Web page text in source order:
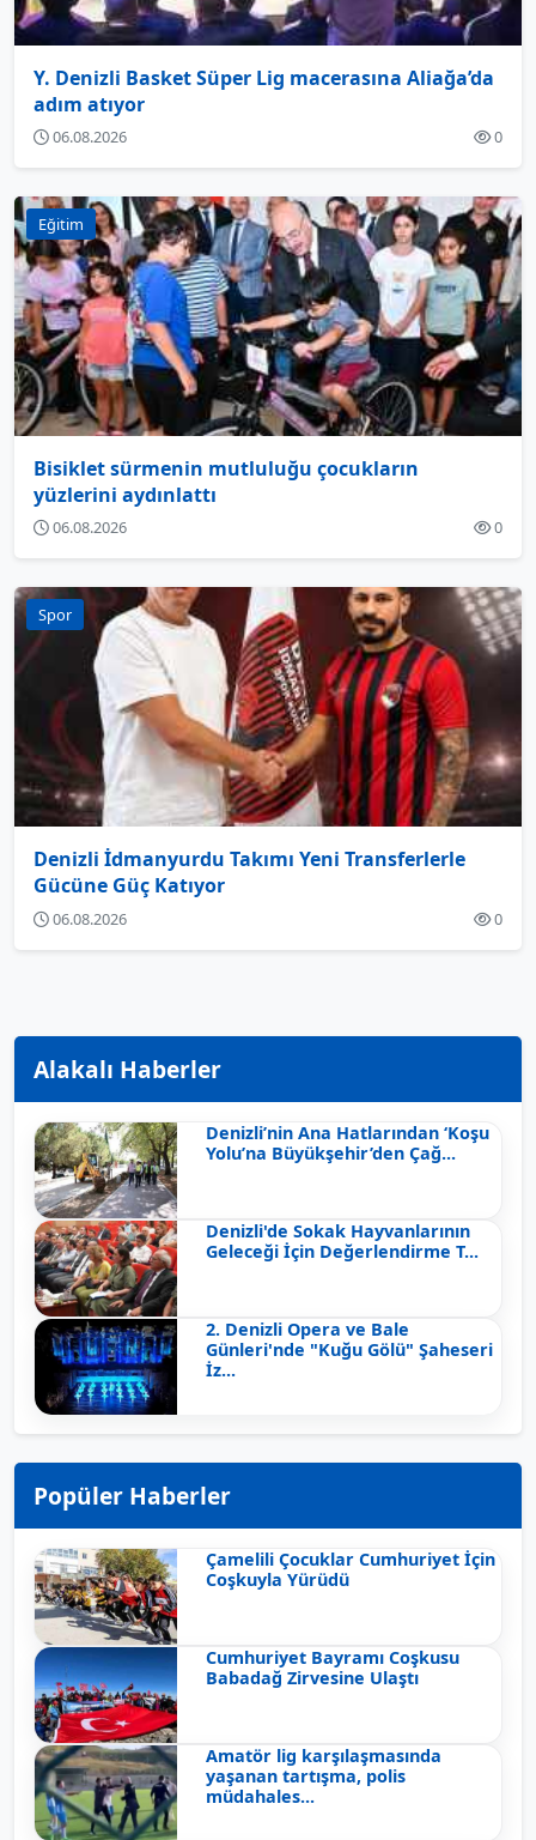
Y. Denizli Basket Süper Lig macerasına Aliağa’da
adım atıyor
06.08.2026 0
Eğitim
Bisiklet sürmenin mutluluğu çocukların
yüzlerini aydınlattı
06.08.2026 0
Spor
Denizli İdmanyurdu Takımı Yeni Transferlerle
Gücüne Güç Katıyor
06.08.2026 0
Alakalı Haberler
Denizli’nin Ana Hatlarından ‘Koşu
Yolu’na Büyükşehir’den Çağ...
Denizli'de Sokak Hayvanlarının
Geleceği İçin Değerlendirme T...
2. Denizli Opera ve Bale
Günleri'nde "Kuğu Gölü" Şaheseri
İz...
Popüler Haberler
Çamelili Çocuklar Cumhuriyet İçin
Coşkuyla Yürüdü
Cumhuriyet Bayramı Coşkusu
Babadağ Zirvesine Ulaştı
Amatör lig karşılaşmasında
yaşanan tartışma, polis
müdahales...